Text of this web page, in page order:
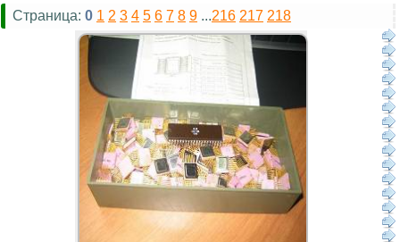
Страница: 0 1 2 3 4 5 6 7 8 9 ...216 217 218